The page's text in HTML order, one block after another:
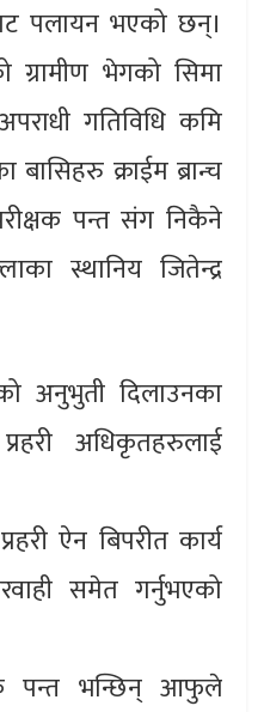
पलायन भएको छन्।
ग्रामीण भेगको सिमा
गतिविधि कमि
क्राईम ब्रान्च
पन्त संग निकैने
स्थानिय जितेन्द्र
अनुभुती दिलाउनका
अधिकृतहरुलाई
ऐन बिपरीत कार्य
समेत गर्नुभएको
पन्त भन्छिन् आफुले